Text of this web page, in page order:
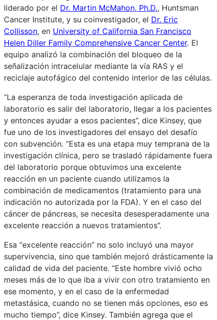
liderado por el Dr. Martin McMahon, Ph.D., Huntsman
Cancer Institute, y su coinvestigador, el Dr. Eric
Collisson, en University of California San Francisco
Helen Diller Family Comprehensive Cancer Center. El
equipo analizó la combinación del bloqueo de la
señalización intracelular mediante la vía RAS y el
reciclaje autofágico del contenido interior de las células.
“La esperanza de toda investigación aplicada de
laboratorio es salir del laboratorio, llegar a los pacientes
y entonces ayudar a esos pacientes”, dice Kinsey, que
fue uno de los investigadores del ensayo del desafío
con subvención. “Esta es una etapa muy temprana de la
investigación clínica, pero se trasladó rápidamente fuera
del laboratorio porque obtuvimos una excelente
reacción en un paciente cuando utilizamos la
combinación de medicamentos (tratamiento para una
indicación no autorizada por la FDA). Y en el caso del
cáncer de páncreas, se necesita desesperadamente una
excelente reacción a nuevos tratamientos”.
Esa “excelente reacción” no solo incluyó una mayor
supervivencia, sino que también mejoró drásticamente la
calidad de vida del paciente. “Este hombre vivió ocho
meses más de lo que iba a vivir con otro tratamiento en
ese momento, y en el caso de la enfermedad
metastásica, cuando no se tienen más opciones, eso es
mucho tiempo”, dice Kinsey. También agrega que el